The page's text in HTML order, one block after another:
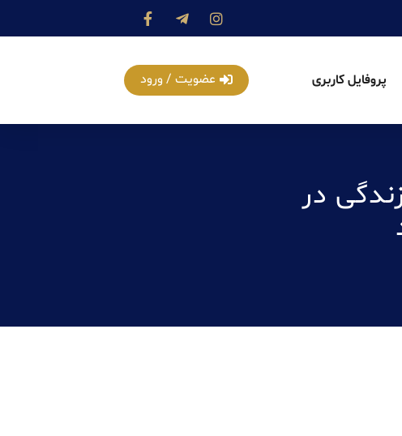
پروفایل کاربری عضویت / ورود
در